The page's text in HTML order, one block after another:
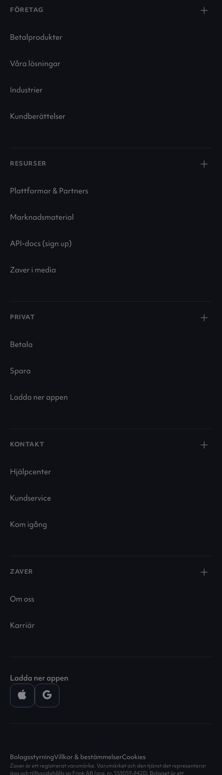
FÖRETAG
Betalprodukter
Våra lösningar
Industrier
Kundberättelser
RESURSER
Plattformar & Partners
Marknadsmaterial
API-docs (sign up)
Zaver i media
PRIVAT
Betala
Spara
Ladda ner appen
KONTAKT
Hjälpcenter
Kundservice
Kom igång
ZAVER
Om oss
Karriär
Ladda ner appen
Zaver är ett registrerat varumärke. Varumärket och den tjänst det representerar
ägs och tillhandahålls av Frink AB (org. nr. 559059-8420). Bolaget är ett
BolagsstyrningVillkor & bestämmelserCookies